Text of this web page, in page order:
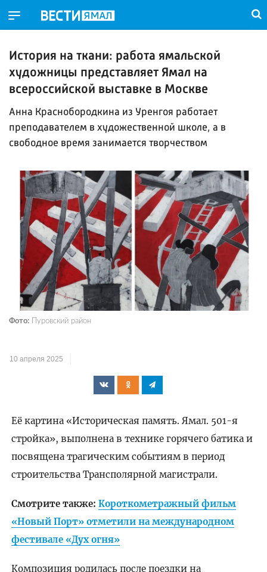
История на ткани: работа ямальской
художницы представляет Ямал на
всероссийской выставке в Москве
Анна Краснобородкина из Уренгоя работает
преподавателем в художественной школе, а в
свободное время занимается творчеством
Фото: Пуровский район
10 апреля 2025
Её картина «Историческая память. Ямал. 501-я
стройка», выполнена в технике горячего батика и
посвящена трагическим событиям в период
строительства Трансполярной магистрали.
Смотрите также: Короткометражный фильм
«Новый Порт» отметили на международном
фестивале «Дух огня»
Композиция родилась после поездки на